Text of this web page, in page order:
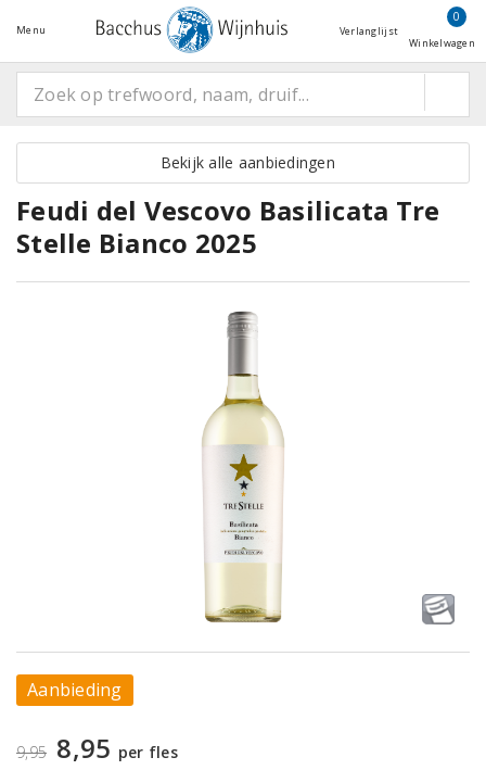
Menu Verlanglijst
0
Winkelwagen
Bekijk alle aanbiedingen
Feudi del Vescovo Basilicata Tre
Stelle Bianco 2025
Aanbieding
9,95 8,95 per fles